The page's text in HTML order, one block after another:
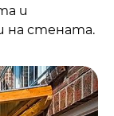
и
на стената.